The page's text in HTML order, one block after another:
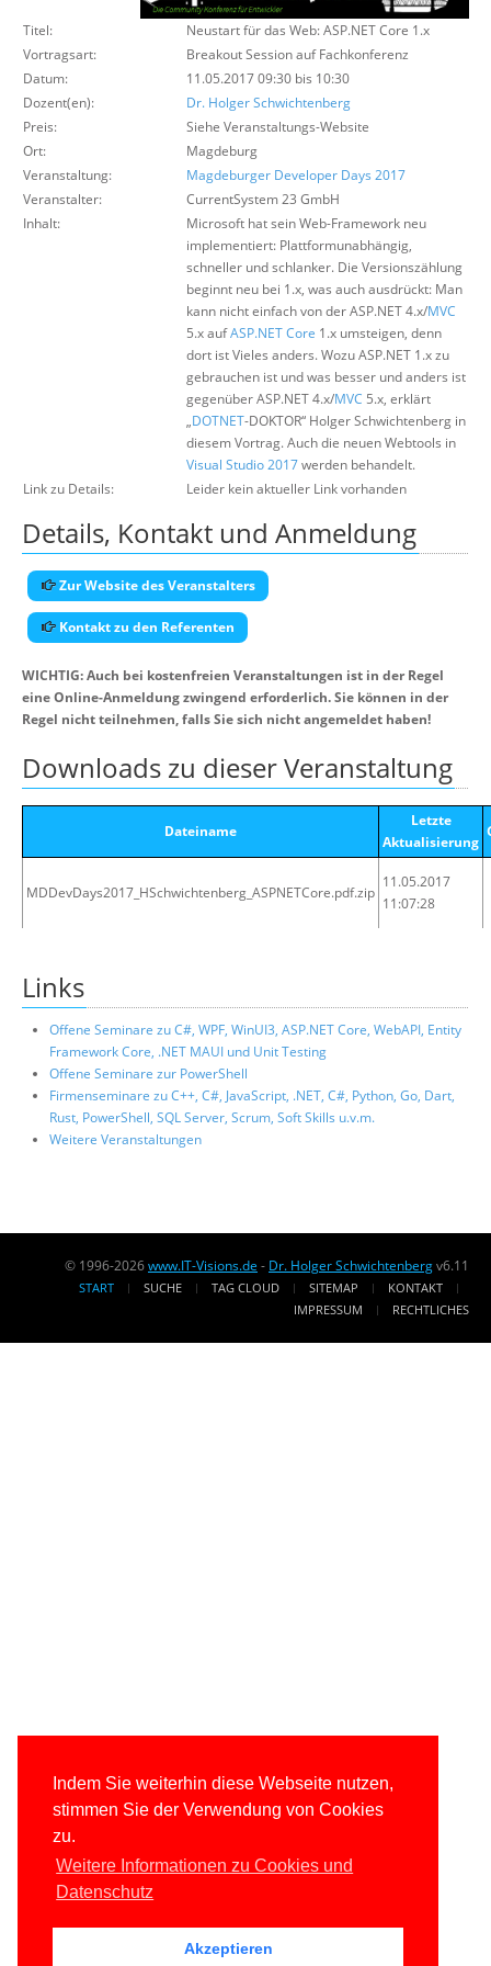
Indem Sie weiterhin diese Webseite nutzen,
stimmen Sie der Verwendung von Cookies
zu.
Weitere Informationen zu Cookies und
Datenschutz
Akzeptieren
Über uns
Titel:
Neustart für das Web: ASP.NET Core 1.x
Vortragsart:
Breakout Session auf Fachkonferenz
Datum:
11.05.2017 09:30 bis 10:30
Dozent(en):
Dr. Holger Schwichtenberg
Preis:
Siehe Veranstaltungs-Website
Ort:
Magdeburg
Veranstaltung:
Magdeburger Developer Days 2017
Veranstalter:
CurrentSystem 23 GmbH
Inhalt:
Microsoft hat sein Web-Framework neu
implementiert: Plattformunabhängig,
schneller und schlanker. Die Versionszählung
beginnt neu bei 1.x, was auch ausdrückt: Man
kann nicht einfach von der ASP.NET 4.x/MVC
5.x aufASP.NET Core 1.x umsteigen, denn
dort ist Vieles anders. Wozu ASP.NET 1.x zu
gebrauchen ist und was besser und anders ist
gegenüber ASP.NET 4.x/MVC 5.x, erklärt
„DOTNET-DOKTOR“ Holger Schwichtenberg in
diesem Vortrag. Auch die neuen Webtools in
Visual Studio 2017werden behandelt.
Link zu Details:
Leider kein aktueller Link vorhanden
Details, Kontakt und Anmeldung
Zur Website des Veranstalters
Kontakt zu den Referenten
WICHTIG: Auch bei kostenfreien Veranstaltungen ist in der Regel
eine Online-Anmeldung zwingend erforderlich. Sie können in der
Regel nicht teilnehmen, falls Sie sich nicht angemeldet haben!
Downloads zu dieser Veranstaltung
Dateiname
Letzte
Aktualisierung
MDDevDays2017_HSchwichtenberg_ASPNETCore.pdf.zip
11.05.2017
11:07:28
Links
Offene Seminare zu C#, WPF, WinUI3, ASP.NET Core, WebAPI, Entity
Framework Core, .NET MAUI und Unit Testing
Offene Seminare zur PowerShell
Firmenseminare zu C++, C#, JavaScript, .NET, C#, Python, Go, Dart,
Rust, PowerShell, SQL Server, Scrum, Soft Skills u.v.m.
Weitere Veranstaltungen
© 1996-2026www.IT-Visions.de - Dr. Holger Schwichtenbergv6.11
START SUCHE TAG CLOUD SITEMAP
KONTAKT
IMPRESSUM
RECHTLICHES